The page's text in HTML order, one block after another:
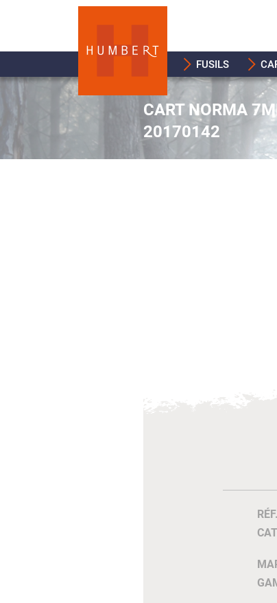
FUSILS
CART NORMA
20170142
RÉF.